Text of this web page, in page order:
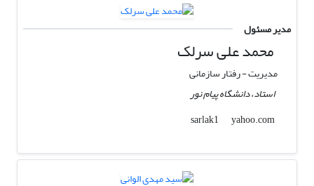
مدیر مسئول
محمد علی سرلک
مدیریت - رفتار سازمانی
استاد، دانشگاه پیام نور
sarlak1
yahoo.com